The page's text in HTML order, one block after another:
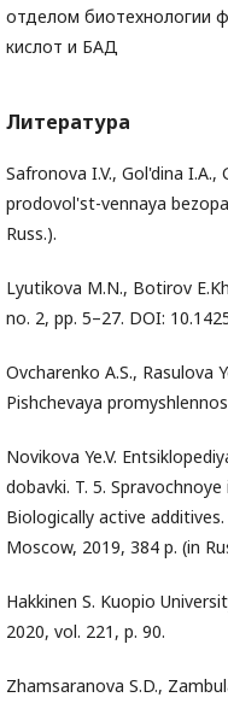
отделом биотехнологии
кислот и БАД
Литература
Safronova I.V., Gol'dina I.A.,
prodovol'st-vennaya
Russ.).
Lyutikova M.N., Botirov
no. 2, pp. 5–27. DOI:
Ovcharenko A.S., Rasulova
Pishchevaya
Novikova Ye.V.
dobavki. T. 5.
Biologically active
Moscow, 2019, 384 p. (in
Hakkinen S. Kuopio
2020, vol. 221, p. 90.
Zhamsaranova S.D.,